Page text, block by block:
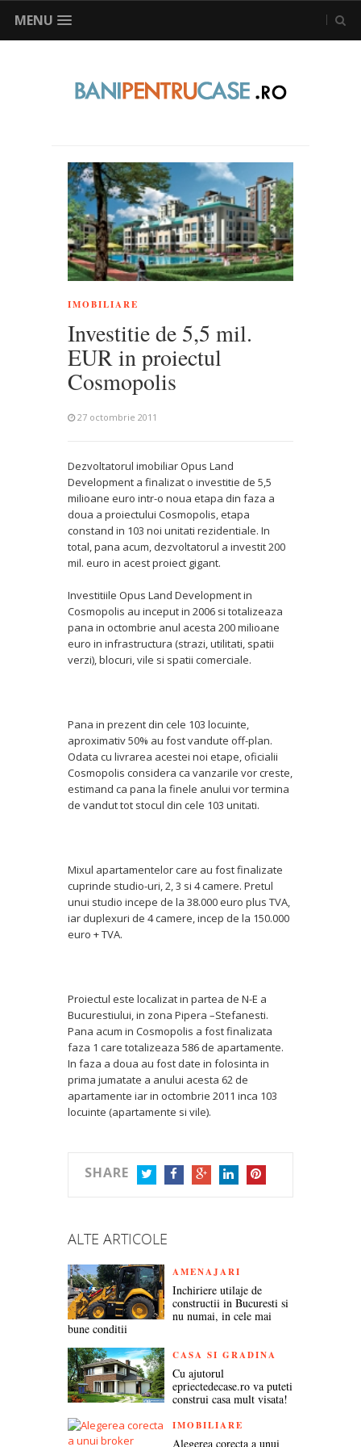
MENU
IMOBILIARE
Investitie de 5,5 mil.
EUR in proiectul
Cosmopolis
27 octombrie 2011
Dezvoltatorul imobiliar Opus Land
Development a finalizat o investitie de 5,5
milioane euro intr-o noua etapa din faza a
doua a proiectului Cosmopolis, etapa
constand in 103 noi unitati rezidentiale. In
total, pana acum, dezvoltatorul a investit 200
mil. euro in acest proiect gigant.
Investitiile Opus Land Development in
Cosmopolis au inceput in 2006 si totalizeaza
pana in octombrie anul acesta 200 milioane
euro in infrastructura (strazi, utilitati, spatii
verzi), blocuri, vile si spatii comerciale.
Pana in prezent din cele 103 locuinte,
aproximativ 50% au fost vandute off-plan.
Odata cu livrarea acestei noi etape, oficialii
Cosmopolis considera ca vanzarile vor creste,
estimand ca pana la finele anului vor termina
de vandut tot stocul din cele 103 unitati.
Mixul apartamentelor care au fost finalizate
cuprinde studio-uri, 2, 3 si 4 camere. Pretul
unui studio incepe de la 38.000 euro plus TVA,
iar duplexuri de 4 camere, incep de la 150.000
euro + TVA.
Proiectul este localizat in partea de N-E a
Bucurestiului, in zona Pipera –Stefanesti.
Pana acum in Cosmopolis a fost finalizata
faza 1 care totalizeaza 586 de apartamente.
In faza a doua au fost date in folosinta in
prima jumatate a anului acesta 62 de
apartamente iar in octombrie 2011 inca 103
locuinte (apartamente si vile).
SHARE
ALTE ARTICOLE
AMENAJARI
Inchiriere utilaje de
constructii in Bucuresti si
nu numai, in cele mai
bune conditii
CASA SI GRADINA
Cu ajutorul
epriectedecase.ro va puteti
construi casa mult visata!
IMOBILIARE
Alegerea corecta a unui